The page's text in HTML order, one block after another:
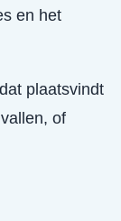
en het
plaatsvindt
of